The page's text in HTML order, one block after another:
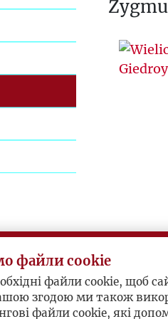
файли cookie
файли cookie, щоб
згодою ми також
файли cookie, які